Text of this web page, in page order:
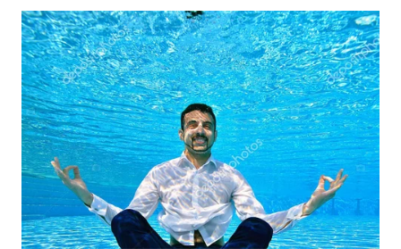
WAHANANEWS
NET
WAHANA
SPORT
WAHANA
UMKM
WAHANA
SELEB